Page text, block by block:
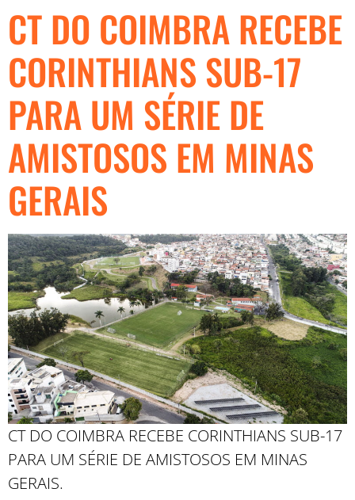
CT DO COIMBRA RECEBE
CORINTHIANS SUB-17
PARA UM SÉRIE DE
AMISTOSOS EM MINAS
GERAIS
CT DO COIMBRA RECEBE CORINTHIANS SUB-17
PARA UM SÉRIE DE AMISTOSOS EM MINAS
GERAIS.